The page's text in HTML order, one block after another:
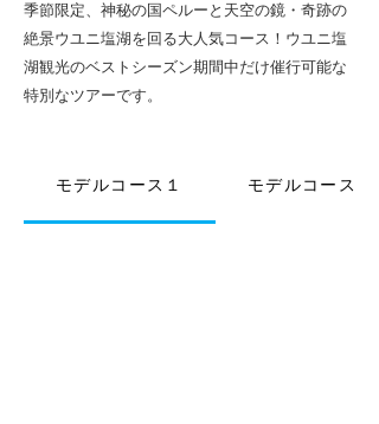
季節限定、神秘の国ペルーと天空の鏡・奇跡の
絶景ウユニ塩湖を回る大人気コース！ウユニ塩
湖観光のベストシーズン期間中だけ催行可能な
特別なツアーです。
モデルコース１ モデルコース２